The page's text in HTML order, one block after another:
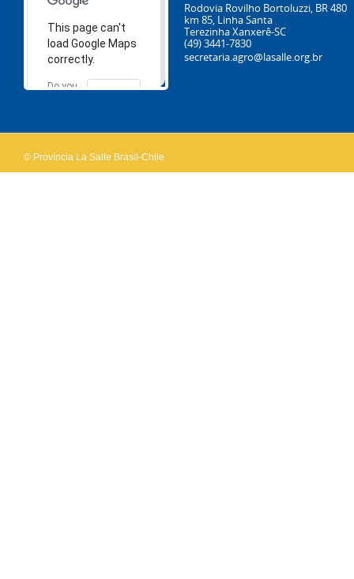
This page can't
load Google Maps
correctly.
Do you
OK
Rodovia Rovilho Bortoluzzi, BR 480
km 85, Linha Santa
Terezinha Xanxerê-SC
(49) 3441-7830
secretaria.agro@lasalle.org.br
© Província La Salle Brasil-Chile